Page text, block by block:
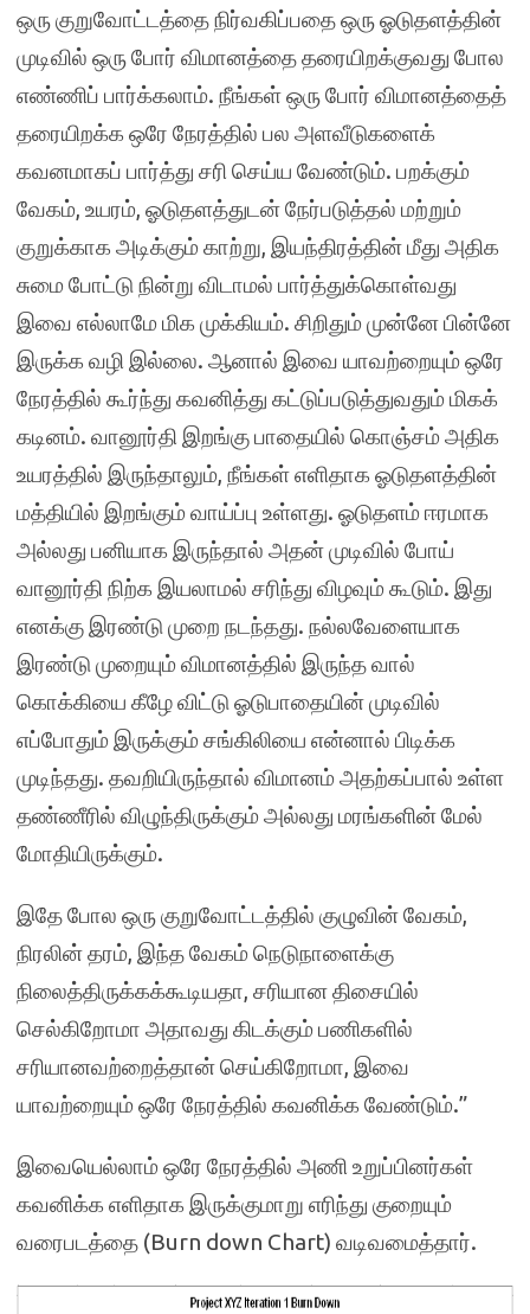
ஒரு குறுவோட்டத்தை நிர்வகிப்பதை ஒரு ஓடுதளத்தின்
முடிவில் ஒரு போர் விமானத்தை தரையிறக்குவது போல
எண்ணிப் பார்க்கலாம். நீங்கள் ஒரு போர் விமானத்தைத்
தரையிறக்க ஒரே நேரத்தில் பல அளவீடுகளைக்
கவனமாகப் பார்த்து சரி செய்ய வேண்டும். பறக்கும்
வேகம், உயரம், ஓடுதளத்துடன் நேர்படுத்தல் மற்றும்
குறுக்காக அடிக்கும் காற்று, இயந்திரத்தின் மீது அதிக
சுமை போட்டு நின்று விடாமல் பார்த்துக்கொள்வது
இவை எல்லாமே மிக முக்கியம். சிறிதும் முன்னே பின்னே
இருக்க வழி இல்லை. ஆனால் இவை யாவற்றையும் ஒரே
நேரத்தில் கூர்ந்து கவனித்து கட்டுப்படுத்துவதும் மிகக்
கடினம். வானூர்தி இறங்கு பாதையில் கொஞ்சம் அதிக
உயரத்தில் இருந்தாலும், நீங்கள் எளிதாக ஓடுதளத்தின்
மத்தியில் இறங்கும் வாய்ப்பு உள்ளது. ஓடுதளம் ஈரமாக
அல்லது பனியாக இருந்தால் அதன் முடிவில் போய்
வானூர்தி நிற்க இயலாமல் சரிந்து விழவும் கூடும். இது
எனக்கு இரண்டு முறை நடந்தது. நல்லவேளையாக
இரண்டு முறையும் விமானத்தில் இருந்த வால்
கொக்கியை கீழே விட்டு ஓடுபாதையின் முடிவில்
எப்போதும் இருக்கும் சங்கிலியை என்னால் பிடிக்க
முடிந்தது. தவறியிருந்தால் விமானம் அதற்கப்பால் உள்ள
தண்ணீரில் விழுந்திருக்கும் அல்லது மரங்களின் மேல்
மோதியிருக்கும்.
இதே போல ஒரு குறுவோட்டத்தில் குழுவின் வேகம்,
நிரலின் தரம், இந்த வேகம் நெடுநாளைக்கு
நிலைத்திருக்கக்கூடியதா, சரியான திசையில்
செல்கிறோமா அதாவது கிடக்கும் பணிகளில்
சரியானவற்றைத்தான் செய்கிறோமா, இவை
யாவற்றையும் ஒரே நேரத்தில் கவனிக்க வேண்டும்.”
இவையெல்லாம் ஒரே நேரத்தில் அணி உறுப்பினர்கள்
கவனிக்க எளிதாக இருக்குமாறு எரிந்து குறையும்
வரைபடத்தை (Burn down Chart) வடிவமைத்தார்.